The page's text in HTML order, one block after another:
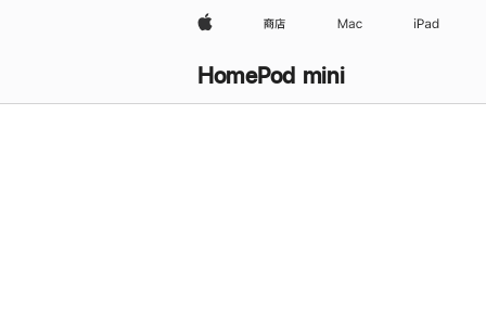
Apple 商店 Mac iPad
HomePod mini